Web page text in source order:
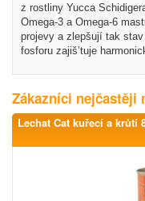
z rostliny Yucca
Omega-3 a Omega-6
projevy a zlepšují tak
fosforu zajiš’tuje
Zákazníci nejčastěji
Lechat Cat kuřecí a krůtí